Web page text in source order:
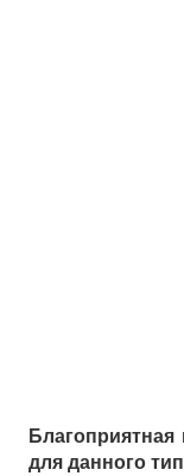
Благоприятная
для данного